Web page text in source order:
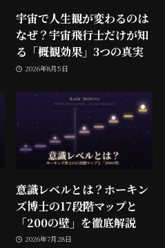
宇宙で人生観が変わるのは
なぜ？宇宙飛行士だけが知
る「概観効果」3つの真実
2026年8月5日
意識レベルとは？ホーキン
ズ博士の17段階マップと
「200の壁」を徹底解説
2026年7月28日